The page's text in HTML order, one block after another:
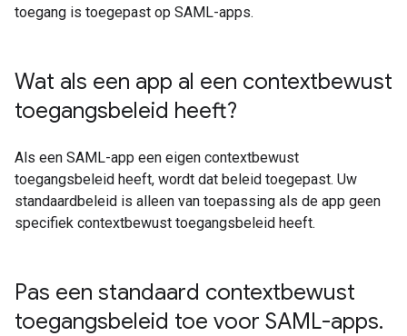
toegang is toegepast op SAML-apps.
Wat als een app al een contextbewust
toegangsbeleid heeft?
Als een SAML-app een eigen contextbewust
toegangsbeleid heeft, wordt dat beleid toegepast. Uw
standaardbeleid is alleen van toepassing als de app geen
specifiek contextbewust toegangsbeleid heeft.
Pas een standaard contextbewust
toegangsbeleid toe voor SAML-apps.